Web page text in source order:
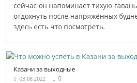
сейчас он напоминает тихую
отдохнуть после напряжённых
здесь есть что посмотреть.
Казани за выходные
03.08.2022 0